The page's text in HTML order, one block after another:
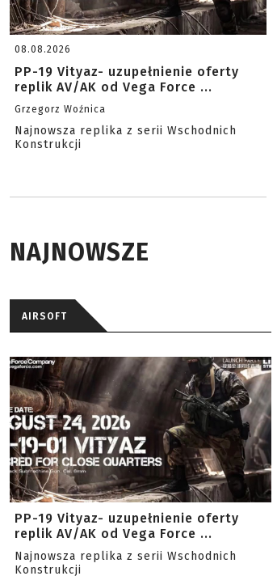
08.08.2026
PP-19 Vityaz- uzupełnienie oferty
replik AV/AK od Vega Force ...
Grzegorz Woźnica
Najnowsza replika z serii Wschodnich
Konstrukcji
NAJNOWSZE
AIRSOFT
PP-19 Vityaz- uzupełnienie oferty
replik AV/AK od Vega Force ...
Najnowsza replika z serii Wschodnich
Konstrukcji